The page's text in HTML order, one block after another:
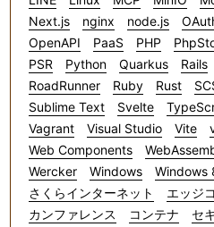
Next.js
nginx node.js
OpenAPI
PaaS PHP
PSR
Python Quarkus Rails
RoadRunner
Ruby Rust
Sublime Text
Svelte
Vagrant
Visual Studio Vite
Web Components
Wercker
Windows Windows
さくらインターネット
エッジ
カンファレンス
コンテナ セ